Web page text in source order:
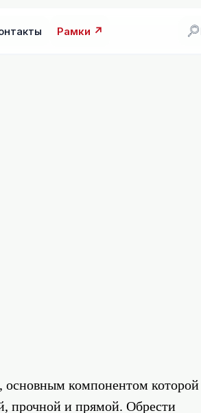
Рамки ↗
основным компонентом которой
прочной и прямой. Обрести